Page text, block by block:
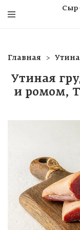
Сыр
Главная
Утиная
и ромом,